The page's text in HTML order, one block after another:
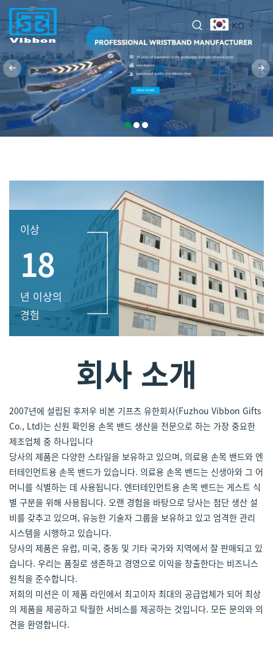
KO
이상
18
년 이상의
경험
회사 소개
2007년에 설립된 후저우 비본 기프츠 유한회사(Fuzhou Vibbon Gifts
Co., Ltd)는 신원 확인용 손목 밴드 생산을 전문으로 하는 가장 중요한
제조업체 중 하나입니다
당사의 제품은 다양한 스타일을 보유하고 있으며, 의료용 손목 밴드와 엔
터테인먼트용 손목 밴드가 있습니다. 의료용 손목 밴드는 신생아와 그 어
머니를 식별하는 데 사용됩니다. 엔터테인먼트용 손목 밴드는 게스트 식
별 구분을 위해 사용됩니다. 오랜 경험을 바탕으로 당사는 첨단 생산 설
비를 갖추고 있으며, 유능한 기술자 그룹을 보유하고 있고 엄격한 관리
시스템을 시행하고 있습니다.
당사의 제품은 유럽, 미국, 중동 및 기타 국가와 지역에서 잘 판매되고 있
습니다. 우리는 품질로 생존하고 경영으로 이익을 창출한다는 비즈니스
원칙을 준수합니다.
저희의 미션은 이 제품 라인에서 최고이자 최대의 공급업체가 되어 최상
의 제품을 제공하고 탁월한 서비스를 제공하는 것입니다. 모든 문의와 의
견을 환영합니다.